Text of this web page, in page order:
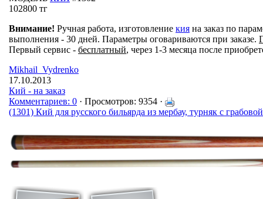
102800 тг
Внимание! Ручная работа, изготовление кия на заказ по
выполнения - 30 дней. Параметры оговариваются при заказе.
Первый сервис - бесплатный, через 1-3 месяца после
Mikhail_Vydrenko
17.10.2013
Кий - на заказ
Комментариев: 0 · Просмотров: 9354 ·
(1301) Кий для русского бильярда из мербау, турняк с